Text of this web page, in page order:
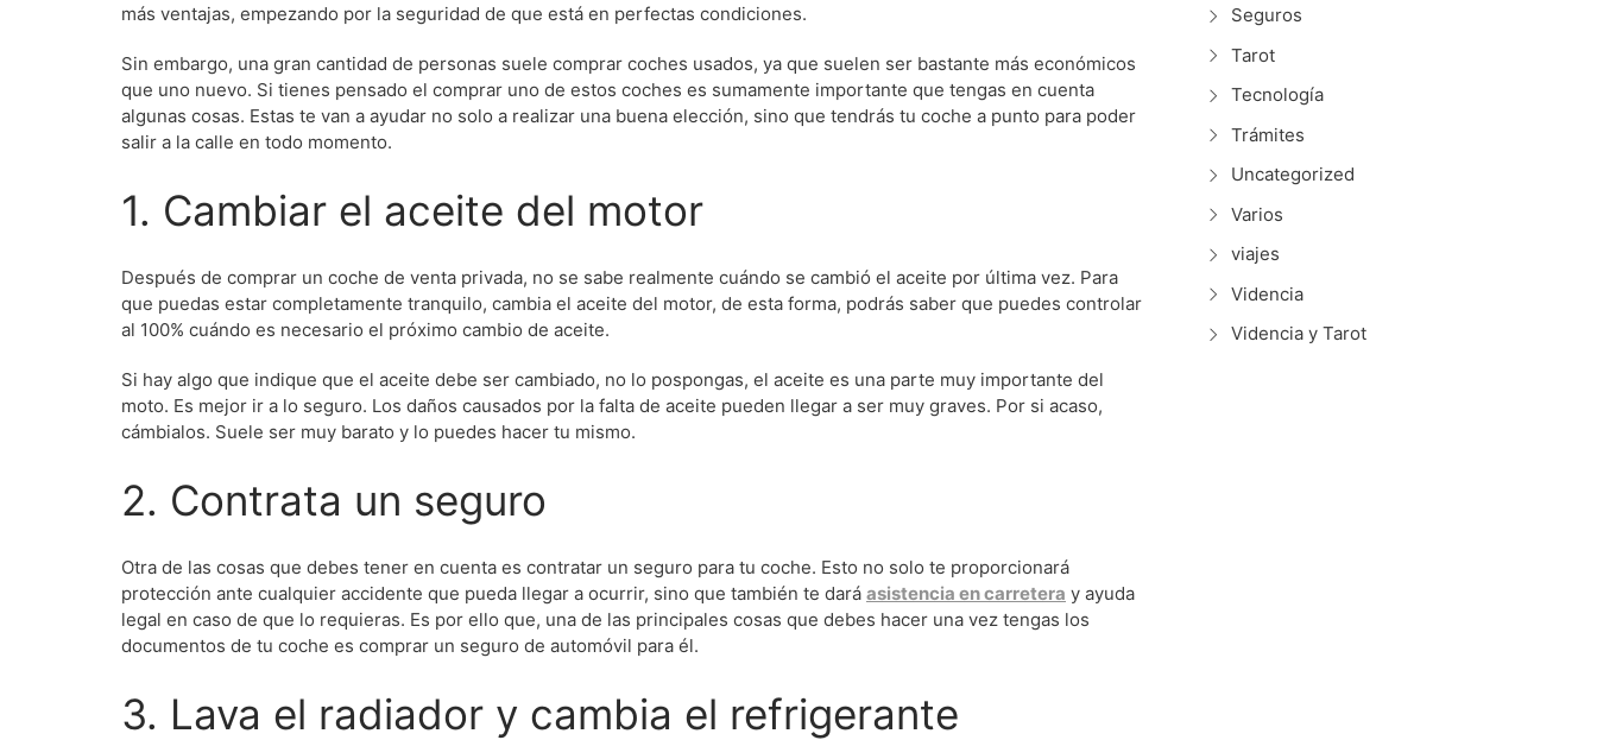
más ventajas, empezando por la seguridad de que está en perfectas condiciones.
Sin embargo, una gran cantidad de personas suele comprar coches usados, ya que suelen ser bastante más económicos
que uno nuevo. Si tienes pensado el comprar uno de estos coches es sumamente importante que tengas en cuenta
algunas cosas. Estas te van a ayudar no solo a realizar una buena elección, sino que tendrás tu coche a punto para poder
salir a la calle en todo momento.
1. Cambiar el aceite del motor
Después de comprar un coche de venta privada, no se sabe realmente cuándo se cambió el aceite por última vez. Para
que puedas estar completamente tranquilo, cambia el aceite del motor, de esta forma, podrás saber que puedes controlar
al 100% cuándo es necesario el próximo cambio de aceite.
Si hay algo que indique que el aceite debe ser cambiado, no lo pospongas, el aceite es una parte muy importante del
moto. Es mejor ir a lo seguro. Los daños causados por la falta de aceite pueden llegar a ser muy graves. Por si acaso,
cámbialos. Suele ser muy barato y lo puedes hacer tu mismo.
2. Contrata un seguro
Otra de las cosas que debes tener en cuenta es contratar un seguro para tu coche. Esto no solo te proporcionará
protección ante cualquier accidente que pueda llegar a ocurrir, sino que también te dará asistencia en carretera y ayuda
legal en caso de que lo requieras. Es por ello que, una de las principales cosas que debes hacer una vez tengas los
documentos de tu coche es comprar un seguro de automóvil para él.
3. Lava el radiador y cambia el refrigerante
Seguros
Tarot
Tecnología
Trámites
Uncategorized
Varios
viajes
Videncia
Videncia y Tarot